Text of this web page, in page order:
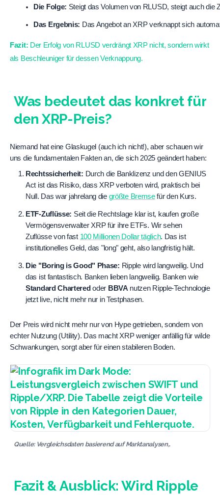
Die Folge: Steigt das Volumen von RLUSD, steigt auch die
Das Ergebnis: Das Angebot an XRP verknappt sich
Fazit: Der Erfolg von RLUSD verdrängt XRP nicht, sondern wirkt
als Beschleuniger für dessen Verknappung.
Was bedeutet das konkret für
den XRP-Preis?
Niemand hat eine Glaskugel (auch ich nicht!), aber schauen wir
uns die fundamentalen Fakten an, die sich 2025 geändert haben:
Rechtssicherheit: Durch die Banklizenz und den GENIUS
Act ist das Risiko, dass XRP verboten wird, praktisch bei
Null. Das war jahrelang die größte Bremse für den Kurs.
ETF-Zuflüsse: Seit die Rechtslage klar ist, kaufen große
Vermögensverwalter XRP für ihre ETFs. Wir sehen
Zuflüsse von fast 100 Millionen Dollar täglich. Das ist
institutionelles Geld, das "long" geht, also langfristig hält.
Die "Boring is Good" Phase: Ripple wird langweilig. Und
das ist fantastisch. Banken lieben langweilig. Banken wie
Standard Chartered oder BBVA nutzen Ripple-Technologie
jetzt live, nicht mehr nur in Testphasen.
Der Preis wird nicht mehr nur von Hype getrieben, sondern von
echter Nutzung (Utility). Das macht XRP weniger anfällig für wilde
Schwankungen, sorgt aber für einen stabileren Boden.
Quelle: Vergleichsdaten basierend auf Marktanalysen,.
Fazit & Ausblick: Wird Ripple